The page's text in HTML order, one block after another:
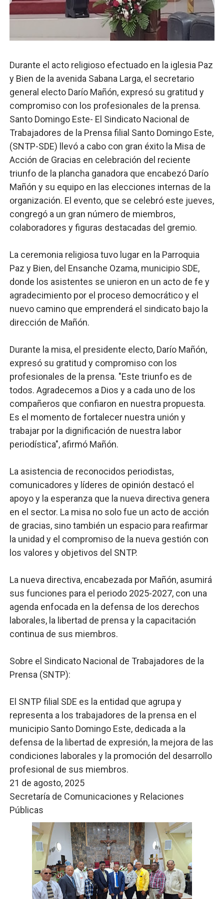
Candidato a presidente del Colegio de Notarios hace
Digecac realizará Primer Festival de Plantas 2026
Lee Ballester a los que se forman como agentes
Operativo Interinstitucional “Compromiso Ambiental
Durante el acto religioso efectuado en la iglesia Paz
y Bien de la avenida Sabana Larga, el secretario
general electo Darío Mañón, expresó su gratitud y
compromiso con los profesionales de la prensa.
Santo Domingo Este- El Sindicato Nacional de
Trabajadores de la Prensa filial Santo Domingo Este,
(SNTP-SDE) llevó a cabo con gran éxito la Misa de
Acción de Gracias en celebración del reciente
triunfo de la plancha ganadora que encabezó Darío
Mañón y su equipo en las elecciones internas de la
organización. El evento, que se celebró este jueves,
congregó a un gran número de miembros,
colaboradores y figuras destacadas del gremio.
La ceremonia religiosa tuvo lugar en la Parroquia
Paz y Bien, del Ensanche Ozama, municipio SDE,
donde los asistentes se unieron en un acto de fe y
agradecimiento por el proceso democrático y el
nuevo camino que emprenderá el sindicato bajo la
dirección de Mañón.
Durante la misa, el presidente electo, Darío Mañón,
expresó su gratitud y compromiso con los
profesionales de la prensa. "Este triunfo es de
todos. Agradecemos a Dios y a cada uno de los
compañeros que confiaron en nuestra propuesta.
Es el momento de fortalecer nuestra unión y
trabajar por la dignificación de nuestra labor
periodística", afirmó Mañón.
La asistencia de reconocidos periodistas,
comunicadores y líderes de opinión destacó el
apoyo y la esperanza que la nueva directiva genera
en el sector. La misa no solo fue un acto de acción
de gracias, sino también un espacio para reafirmar
la unidad y el compromiso de la nueva gestión con
los valores y objetivos del SNTP.
La nueva directiva, encabezada por Mañón, asumirá
sus funciones para el periodo 2025-2027, con una
agenda enfocada en la defensa de los derechos
laborales, la libertad de prensa y la capacitación
continua de sus miembros.
Sobre el Sindicato Nacional de Trabajadores de la
Prensa (SNTP):
El SNTP filial SDE es la entidad que agrupa y
representa a los trabajadores de la prensa en el
municipio Santo Domingo Este, dedicada a la
defensa de la libertad de expresión, la mejora de las
condiciones laborales y la promoción del desarrollo
profesional de sus miembros.
21 de agosto, 2025
Secretaría de Comunicaciones y Relaciones
Públicas